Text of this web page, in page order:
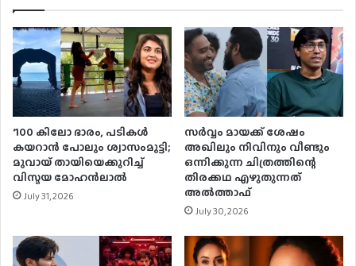
‘100 കിലോ ഭാരം, പടികൾ
കയറാൻ പോലും ശ്വാസംമുട്ടി;
മുവായ് തായിയെക്കുറിച്ച്
വിസ്മയ മോഹൻലാൽ
July 31, 2026
സര്‍വ്വം മായക്ക് ശേഷം
അഖിലും നിവിനും വീണ്ടും
ഒന്നിക്കുന്ന ചിത്രത്തിന്റെ
തിരക്കഥ എഴുതുന്നത്
അല്‍ത്താഫ്
July 30, 2026